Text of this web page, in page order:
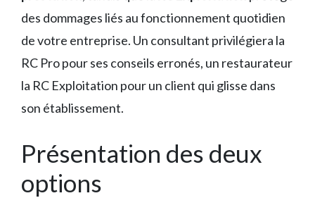
des dommages liés au fonctionnement quotidien
de votre entreprise. Un consultant privilégiera la
RC Pro pour ses conseils erronés, un restaurateur
la RC Exploitation pour un client qui glisse dans
son établissement.
Présentation des deux
options